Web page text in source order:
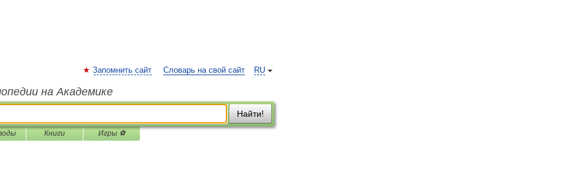
RU
Запомнить сайт Словарь на свой сайт
на Академике
Найти!
Книги Игры ⚽